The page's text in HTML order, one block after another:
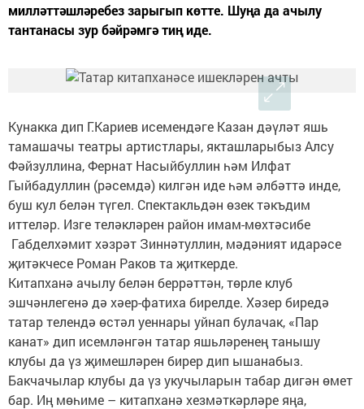
милләттәшләребез зарыгып көтте. Шуңа да ачылу
тантанасы зур бәйрәмгә тиң иде.
Кунакка дип Г.Кариев исемендәге Казан дәүләт яшь
тамашачы театры артистлары, якташларыбыз Алсу
Фәйзуллина, Фернат Насыйбуллин һәм Илфат
Гыйбадуллин (рәсемдә) килгән иде һәм әлбәттә инде,
буш кул белән түгел. Спектакльдән өзек тәкъдим
иттеләр. Изге теләкләрен район имам-мөхтәсибе
Габделхәмит хәзрәт Зиннәтуллин, мәдәният идарәсе
җитәкчесе Роман Раков та җиткерде.
Китапханә ачылу белән беррәттән, төрле клуб
эшчәнлегенә дә хәер-фатиха бирелде. Хәзер биредә
татар телендә өстәл уеннары уйнап булачак, «Пар
канат» дип исемләнгән татар яшьләренең танышу
клубы да үз җимешләрен бирер дип ышанабыз.
Бакчачылар клубы да үз укучыларын табар дигән өмет
бар. Иң мөһиме – китапханә хезмәткәрләре яңа,